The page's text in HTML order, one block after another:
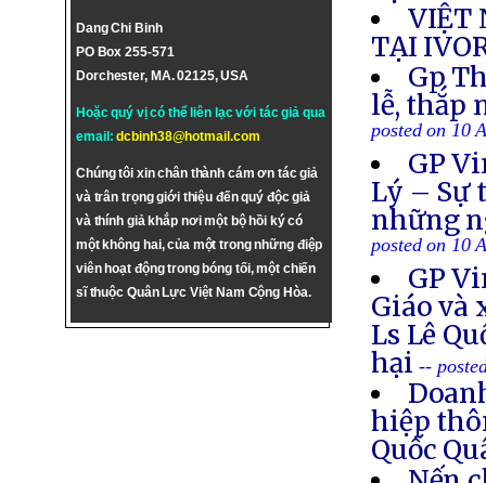
Dang Chi Binh
PO Box 255-571
Dorchester, MA. 02125, USA
Hoặc quý vị có thể liên lạc với tác giả qua
email:dcbinh38@hotmail.com
Chúng tôi xin chân thành cám ơn tác giả
và trân trọng giới thiệu đến quý độc giả
và thính giả khắp nơi một bộ hồi ký có
một không hai, của một trong những điệp
viên hoạt động trong bóng tối, một chiến
sĩ thuộc Quân Lực Việt Nam Cộng Hòa.
VIỆT
TẠI
Gp
lễ, thắp
posted on 10
GP
Lý – Sự
những
posted on 10
GP
Giáo và
Ls Lê
hại--
hiệp
Quốc